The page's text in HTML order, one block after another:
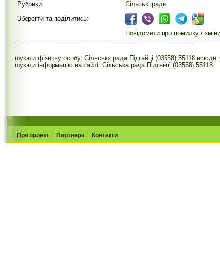
Рубрики:
Сільські ради
Зберегти та поділитись:
Повідомити про помилку / зміни
шукати фізичну особу: Сільська рада Підгайці (03558) 55118 всюди
шукати інформацію на сайті: Сільська рада Підгайці (03558) 55118
Про проект Партнери Контакти